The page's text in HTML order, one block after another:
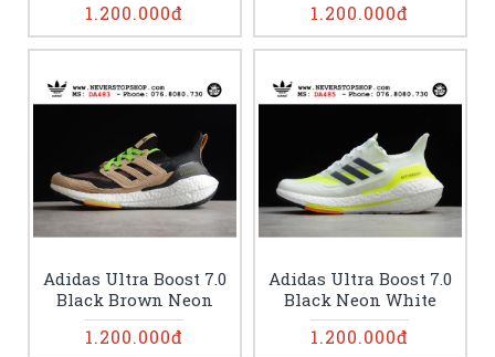
1.200.000đ 1.200.000đ
Adidas Ultra Boost 7.0
Black Brown Neon
1.200.000đ
Adidas Ultra Boost 7.0
Black Neon White
1.200.000đ